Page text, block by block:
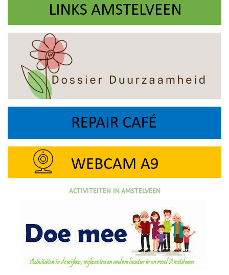
ACTIVITEITEN IN AMSTELVEEN